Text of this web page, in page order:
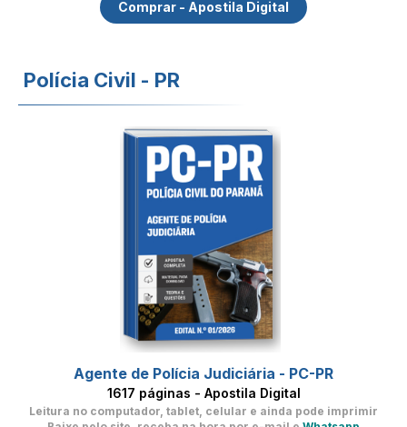
Comprar - Apostila Digital
Polícia Civil - PR
Agente de Polícia Judiciária - PC-PR
1617 páginas - Apostila Digital
Leitura no computador, tablet, celular e ainda pode imprimir